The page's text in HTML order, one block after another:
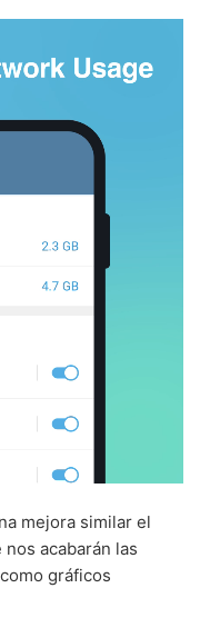
mejora similar el
acabarán las
gráficos